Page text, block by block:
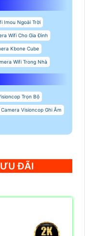
Imou Ngoài Trời
Wifi Cho Gia Đình
Kbone Cube
Wifi Trong Nhà
Trọn Bộ
Visioncop Ghi Âm
ĐÃI